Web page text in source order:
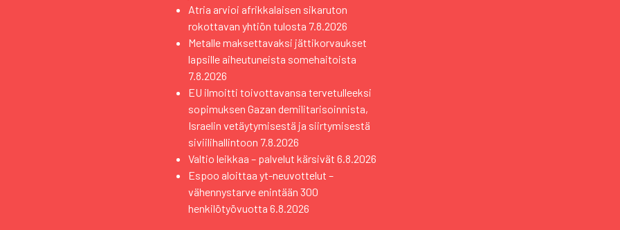
Atria arvioi afrikkalaisen sikaruton
rokottavan yhtiön tulosta 7.8.2026
Metalle maksettavaksi jättikorvaukset
lapsille aiheutuneista somehaitoista
7.8.2026
EU ilmoitti toivottavansa tervetulleeksi
sopimuksen Gazan demilitarisoinnista,
Israelin vetäytymisestä ja siirtymisestä
siviilihallintoon 7.8.2026
Valtio leikkaa – palvelut kärsivät 6.8.2026
Espoo aloittaa yt-neuvottelut –
vähennystarve enintään 300
henkilötyövuotta 6.8.2026